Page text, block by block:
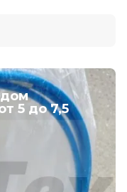
5 до 7,5